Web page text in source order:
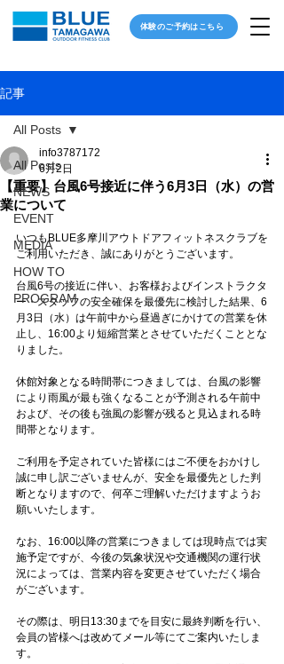
体験のご予約はこちら
記事
All Posts
NEWS
EVENT
MEDIA
HOW TO
PROGRAM
All Posts
【重要】台風6号接近に伴う6月3日（水）の営
業について
info3787172
6月2日
いつもBLUE多摩川アウトドアフィットネスクラブを
ご利用いただき、誠にありがとうございます。
台風6号の接近に伴い、お客様およびインストラクタ
ー・スタッフの安全確保を最優先に検討した結果、6
月3日（水）は午前中から昼過ぎにかけての営業を休
止し、16:00より短縮営業とさせていただくこととな
りました。
休館対象となる時間帯につきましては、台風の影響
により雨風が最も強くなることが予測される午前中
および、その後も強風の影響が残ると見込まれる時
間帯となります。
ご利用を予定されていた皆様にはご不便をおかけし
誠に申し訳ございませんが、安全を最優先とした判
断となりますので、何卒ご理解いただけますようお
願いいたします。
なお、16:00以降の営業につきましては現時点では実
施予定ですが、今後の気象状況や交通機関の運行状
況によっては、営業内容を変更させていただく場合
がございます。
その際は、明日13:30までを目安に最終判断を行い、
会員の皆様へは改めてメール等にてご案内いたしま
す。